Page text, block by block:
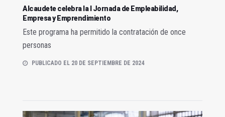
Alcaudete celebra la I Jornada de Empleabilidad,
Empresa y Emprendimiento
Este programa ha permitido la contratación de once
personas
PUBLICADO EL 20 DE SEPTIEMBRE DE 2024